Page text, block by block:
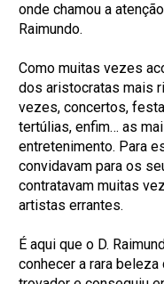
onde chamou a
Raimundo.
Como muitas vezes
dos aristocratas mais
vezes, concertos,
tertúlias, enfim… as
entretenimento. Para
convidavam para os
contratavam muitas
artistas errantes.
É aqui que o D.
conhecer a rara